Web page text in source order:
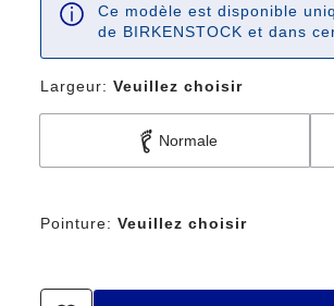
Ce modèle est disponible
de BIRKENSTOCK et dans
Largeur: Veuillez choisir
Normale
Pointure: Veuillez choisir